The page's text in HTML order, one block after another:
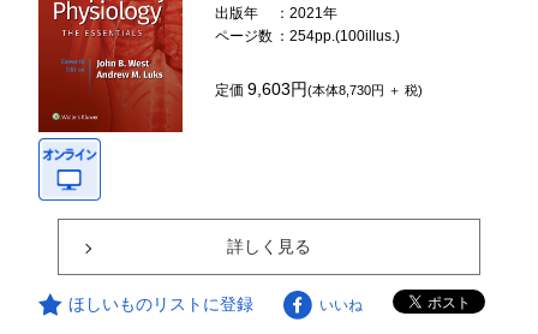
出版年
：2021年
ページ数 ：254pp.(100illus.)
定価9,603円(本体8,730円 ＋ 税)
詳しく見る
ほしいものリストに登録 いいね